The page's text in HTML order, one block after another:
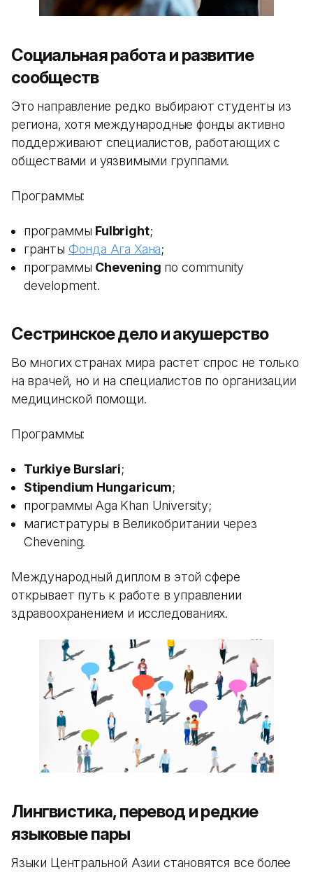
Социальная работа и развитие
сообществ
Это направление редко выбирают студенты из
региона, хотя международные фонды активно
поддерживают специалистов, работающих с
обществами и уязвимыми группами.
Программы:
программы Fulbright;
гранты Фонда Ага Хана;
программы Chevening по community
development.
Сестринское дело и акушерство
Во многих странах мира растет спрос не только
на врачей, но и на специалистов по организации
медицинской помощи.
Программы:
Turkiye Burslari;
Stipendium Hungaricum;
программы Aga Khan University;
магистратуры в Великобритании через
Chevening.
Международный диплом в этой сфере
открывает путь к работе в управлении
здравоохранением и исследованиях.
Лингвистика, перевод и редкие
языковые пары
Языки Центральной Азии становятся все более